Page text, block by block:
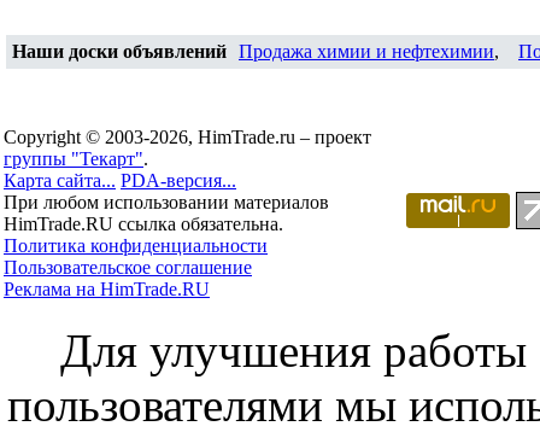
Наши доски объявлений Продажа химии и нефтехимии,
Copyright © 2003-2026, HimTrade.ru – проект
группы "Текарт".
Карта сайта... PDA-версия...
При любом использовании материалов
HimTrade.RU ссылка обязательна.
Политика конфиденциальности
Пользовательское соглашение
Реклама на HimTrade.RU
Для улучшения работы
пользователями мы